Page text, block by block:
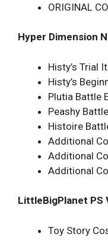
ORIGINAL
Hyper Dimension
Histy’s Trial
Histy’s
Plutia Battle
Peashy
Histoire
Additional
Additional
Additional
LittleBigPlanet PS
Toy Story